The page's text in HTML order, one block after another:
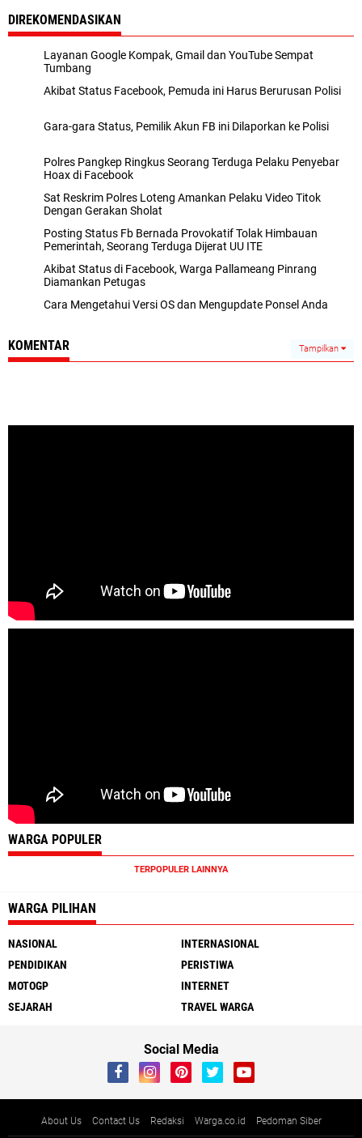
DIREKOMENDASIKAN
Layanan Google Kompak, Gmail dan YouTube Sempat
Tumbang
Akibat Status Facebook, Pemuda ini Harus Berurusan Polisi
Gara-gara Status, Pemilik Akun FB ini Dilaporkan ke Polisi
Polres Pangkep Ringkus Seorang Terduga Pelaku Penyebar
Hoax di Facebook
Sat Reskrim Polres Loteng Amankan Pelaku Video Titok
Dengan Gerakan Sholat
Posting Status Fb Bernada Provokatif Tolak Himbauan
Pemerintah, Seorang Terduga Dijerat UU ITE
Akibat Status di Facebook, Warga Pallameang Pinrang
Diamankan Petugas
Cara Mengetahui Versi OS dan Mengupdate Ponsel Anda
KOMENTAR Tampilkan
WARGA POPULER
TERPOPULER LAINNYA
WARGA PILIHAN
NASIONAL
INTERNASIONAL
PENDIDIKAN
PERISTIWA
MOTOGP
INTERNET
SEJARAH
TRAVEL WARGA
Social Media
About Us Contact Us Redaksi Warga.co.id Pedoman Siber